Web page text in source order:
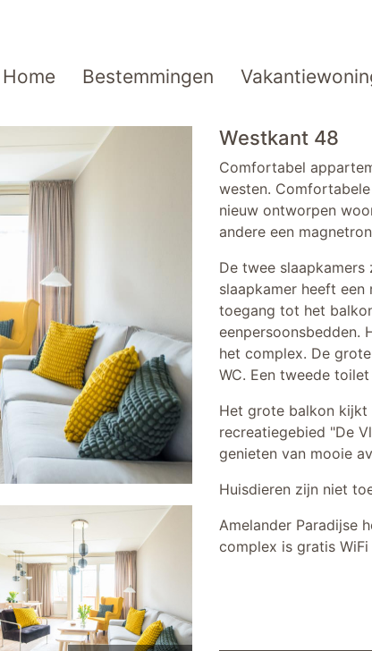
Home Bestemmingen
Westkant 48
Comfortabel
westen.
nieuw ontworpen
andere een
De twee
slaapkamer heeft
toegang tot het
eenpersoonsbedden.
het complex. De
WC. Een tweede
Het grote balkon kijkt
recreatiegebied "De
genieten van mooie
Huisdieren zijn niet
Amelander Paradijse
complex is gratis WiFi